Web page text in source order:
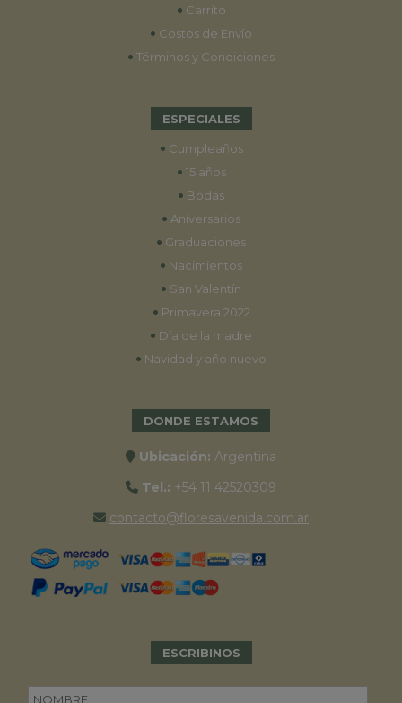
• Carrito
• Costos de Envío
• Términos y Condiciones
ESPECIALES
• Cumpleaños
• 15 años
• Bodas
• Aniversarios
• Graduaciones
• Nacimientos
• San Valentín
• Primavera 2022
• Día de la madre
• Navidad y año nuevo
DONDE ESTAMOS
Ubicación: Argentina
Tel.: +54 11 42520309
contacto@floresavenida.com.ar
ESCRIBINOS